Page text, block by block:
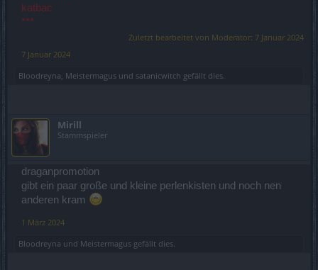
katbac
***
Zuletzt bearbeitet von Moderator: 7 Januar 2024
7 Januar 2024
Bloodreyna Meistermagus und satanicwitch gefällt dies.
Mirill
Stammspieler
draganpromotion
gibt ein paar große und kleine perlenkisten und noch nen
anderen kram
1 März 2024
Bloodreyna und Meistermagus gefällt dies.